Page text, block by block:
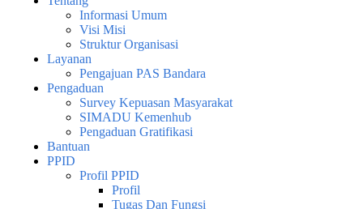
Informasi Umum
Visi Misi
Struktur Organisasi
Layanan
Pengajuan PAS Bandara
Pengaduan
Survey Kepuasan Masyarakat
SIMADU Kemenhub
Pengaduan Gratifikasi
Bantuan
PPID
Profil PPID
Profil
Tugas Dan Fungsi